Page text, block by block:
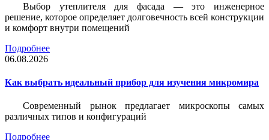
Выбор утеплителя для фасада — это инженерное
решение, которое определяет долговечность всей конструкции
и комфорт внутри помещений
Подробнее
06.08.2026
Как выбрать идеальный прибор для изучения микромира
Современный рынок предлагает микроскопы самых
различных типов и конфигураций
Подробнее